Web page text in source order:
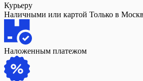
Курьеру
Наличными или картой Только в
Наложенным платежом